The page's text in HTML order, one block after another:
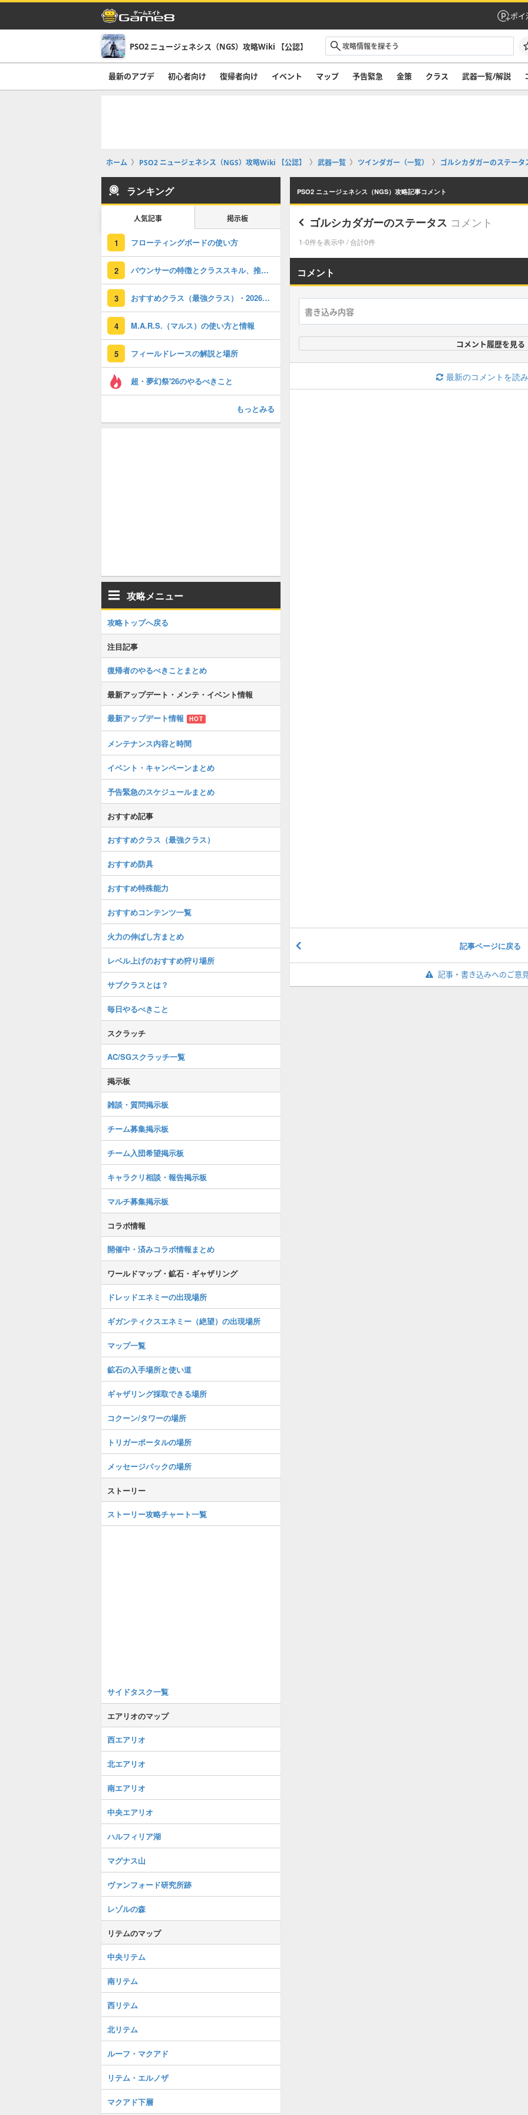
ポイ
PSO2 ニュージェネシス（NGS）攻略Wiki 【公認】
最新のアプデ 初心者向け 復帰者向け イベント マップ 予告緊急 金策 クラス 武器一覧/解説
ホーム PSO2 ニュージェネシス（NGS）攻略Wiki 【公認】 武器一覧 ツインダガー（一覧） ゴルシカダガーのステータ
PSO2 ニュージェネシス（NGS）攻略記事コメント
ゴルシカダガーのステータス コメント
1-0件を表示中 / 合計0件
コメント
コメント履歴を見る
最新のコメントを読
記事ページに戻る
記事・書き込みへのご意
ランキング
人気記事 掲示板
1 フローティングボードの使い方
2 バウンサーの特徴とクラススキル、推奨サブクラス
3 おすすめクラス（最強クラス）・2026年最新版
4 M.A.R.S.（マルス）の使い方と情報
5 フィールドレースの解説と場所
超・夢幻祭'26のやるべきこと
もっとみる
攻略メニュー
攻略トップへ戻る
注目記事
復帰者のやるべきことまとめ
最新アップデート・メンテ・イベント情報
最新アップデート情報 HOT
メンテナンス内容と時間
イベント・キャンペーンまとめ
予告緊急のスケジュールまとめ
おすすめ記事
おすすめクラス（最強クラス）
おすすめ防具
おすすめ特殊能力
おすすめコンテンツ一覧
火力の伸ばし方まとめ
レベル上げのおすすめ狩り場所
サブクラスとは？
毎日やるべきこと
スクラッチ
AC/SGスクラッチ一覧
掲示板
雑談・質問掲示板
チーム募集掲示板
チーム入団希望掲示板
キャラクリ相談・報告掲示板
マルチ募集掲示板
コラボ情報
開催中・済みコラボ情報まとめ
ワールドマップ・鉱石・ギャザリング
ドレッドエネミーの出現場所
ギガンティクスエネミー（絶望）の出現場所
マップ一覧
鉱石の入手場所と使い道
ギャザリング採取できる場所
コクーン/タワーの場所
トリガーポータルの場所
メッセージパックの場所
ストーリー
ストーリー攻略チャート一覧
サイドタスク一覧
エアリオのマップ
西エアリオ
北エアリオ
南エアリオ
中央エアリオ
ハルフィリア湖
マグナス山
ヴァンフォード研究所跡
レゾルの森
リテムのマップ
中央リテム
南リテム
西リテム
北リテム
ルーフ・マクアド
リテム・エルノザ
マクアド下層